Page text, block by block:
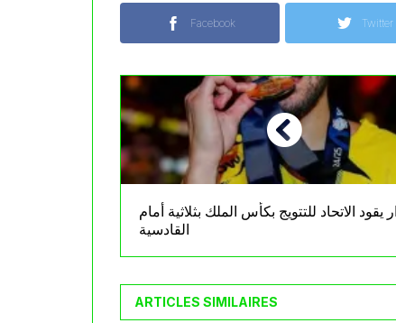
Facebook Twitter
يقود الاتحاد للتتويج بكأس الملك بثلاثية أمام
القادسية
ARTICLES SIMILAIRES